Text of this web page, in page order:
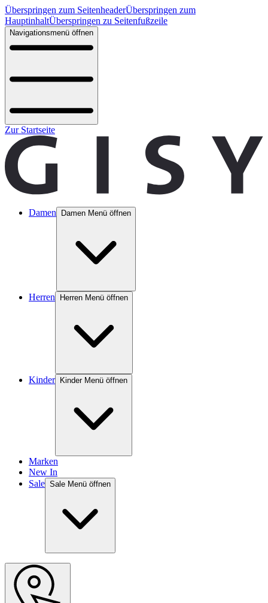
Überspringen zum SeitenheaderÜberspringen zum
HauptinhaltÜberspringen zu Seitenfußzeile
Navigationsmenü öffnen
Zur Startseite
Damen Damen Menü öffnen
Herren Herren Menü öffnen
Kinder Kinder Menü öffnen
Marken
New In
Sale Sale Menü öffnen